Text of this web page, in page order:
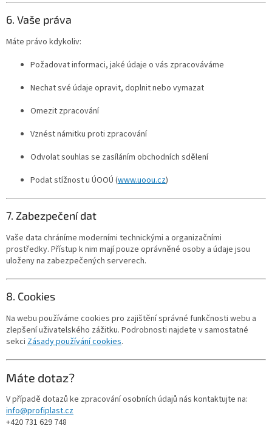
6. Vaše práva
Máte právo kdykoliv:
Požadovat informaci, jaké údaje o vás zpracováváme
Nechat své údaje opravit, doplnit nebo vymazat
Omezit zpracování
Vznést námitku proti zpracování
Odvolat souhlas se zasíláním obchodních sdělení
Podat stížnost u ÚOOÚ (www.uoou.cz)
7. Zabezpečení dat
Vaše data chráníme moderními technickými a organizačními
prostředky. Přístup k nim mají pouze oprávněné osoby a údaje jsou
uloženy na zabezpečených serverech.
8. Cookies
Na webu používáme cookies pro zajištění správné funkčnosti webu a
zlepšení uživatelského zážitku. Podrobnosti najdete v samostatné
sekci Zásady používání cookies.
Máte dotaz?
V případě dotazů ke zpracování osobních údajů nás kontaktujte na:
info@profiplast.cz
+420 731 629 748